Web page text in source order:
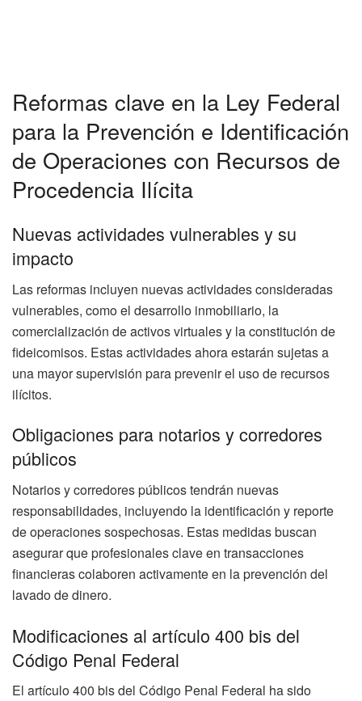
Reformas clave en la Ley Federal
para la Prevención e Identificación
de Operaciones con Recursos de
Procedencia Ilícita
Nuevas actividades vulnerables y su
impacto
Las reformas incluyen nuevas actividades consideradas
vulnerables, como el desarrollo inmobiliario, la
comercialización de activos virtuales y la constitución de
fideicomisos. Estas actividades ahora estarán sujetas a
una mayor supervisión para prevenir el uso de recursos
ilícitos.
Obligaciones para notarios y corredores
públicos
Notarios y corredores públicos tendrán nuevas
responsabilidades, incluyendo la identificación y reporte
de operaciones sospechosas. Estas medidas buscan
asegurar que profesionales clave en transacciones
financieras colaboren activamente en la prevención del
lavado de dinero.
Modificaciones al artículo 400 bis del
Código Penal Federal
El artículo 400 bis del Código Penal Federal ha sido